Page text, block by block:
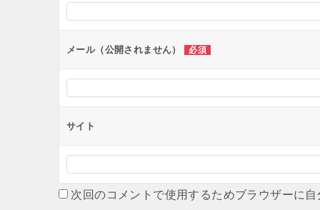
ョ
ン
メール（公開されません） 必須
サイト
次回のコメントで使用するためブラウザーに